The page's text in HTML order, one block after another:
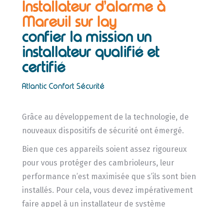
Installateur d’alarme à
Mareuil sur lay
confier la mission un
installateur qualifié et
certifié
Atlantic Confort Sécurité
Grâce au développement de la technologie, de
nouveaux dispositifs de sécurité ont émergé.
Bien que ces appareils soient assez rigoureux
pour vous protéger des cambrioleurs, leur
performance n’est maximisée que s’ils sont bien
installés. Pour cela, vous devez impérativement
faire appel à un installateur de système